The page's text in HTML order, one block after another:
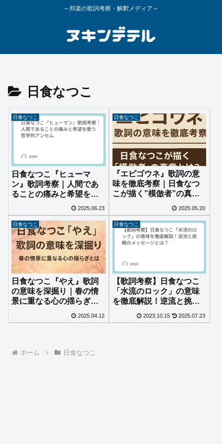
～邦楽の歌詞考察・解釈メディア～
日食なつこ
日食なつこ
日食なつこ『ヒューマ
ン』歌詞考察｜人間であ
ることの痛みと希望を歌
う哲学的アンセム
2025.06.23
日食なつこ
『エピゴウネ』歌詞の意
味を徹底考察｜日食なつ
こが描く”模倣者”の真意
2025.05.20
日食なつこ
日食なつこ『やえ』歌詞
の意味を深掘り｜春の情
景に重なる心の揺らぎと
2025.04.12
日食なつこ
【歌詞考察】日食なつこ
「水流のロック」の意味
を徹底解説！逆流と挑戦
2023.10.15 2025.07.23
ホーム 日食なつこ